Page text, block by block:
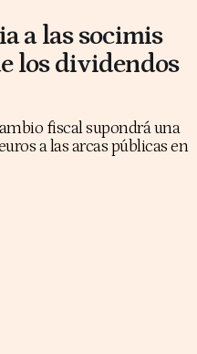
a las socimis
los dividendos
fiscal supondrá una
a las arcas públicas en